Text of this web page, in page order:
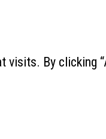
visits. By clicking